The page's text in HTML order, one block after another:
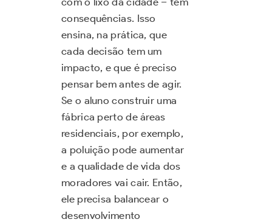
consequências. Isso
ensina, na prática, que
cada decisão tem um
impacto, e que é preciso
pensar bem antes de agir.
Se o aluno construir uma
fábrica perto de áreas
residenciais, por exemplo,
a poluição pode aumentar
e a qualidade de vida dos
moradores vai cair. Então,
ele precisa balancear o
desenvolvimento